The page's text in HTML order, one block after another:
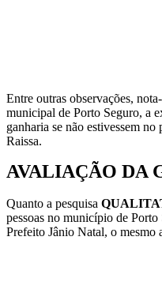
Entre outras observações,
municipal de Porto Seguro, a
ganharia se não estivessem
Raissa.
AVALIAÇÃO DA
Quanto a pesquisa
pessoas no município de
Prefeito Jânio Natal, o mesmo